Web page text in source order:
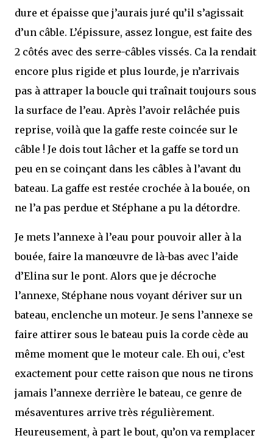
dure et épaisse que j’aurais juré qu’il s’agissait
d’un câble. L’épissure, assez longue, est faite des
2 côtés avec des serre-câbles vissés. Ca la rendait
encore plus rigide et plus lourde, je n’arrivais
pas à attraper la boucle qui traînait toujours sous
la surface de l’eau. Après l’avoir relâchée puis
reprise, voilà que la gaffe reste coincée sur le
câble ! Je dois tout lâcher et la gaffe se tord un
peu en se coinçant dans les câbles à l’avant du
bateau. La gaffe est restée crochée à la bouée, on
ne l’a pas perdue et Stéphane a pu la détordre.
Je mets l’annexe à l’eau pour pouvoir aller à la
bouée, faire la manœuvre de là-bas avec l’aide
d’Elina sur le pont. Alors que je décroche
l’annexe, Stéphane nous voyant dériver sur un
bateau, enclenche un moteur. Je sens l’annexe se
faire attirer sous le bateau puis la corde cède au
même moment que le moteur cale. Eh oui, c’est
exactement pour cette raison que nous ne tirons
jamais l’annexe derrière le bateau, ce genre de
mésaventures arrive très régulièrement.
Heureusement, à part le bout, qu’on va remplacer